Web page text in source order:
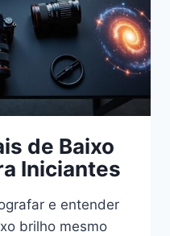
de Baixo
Iniciantes
e entender
brilho mesmo